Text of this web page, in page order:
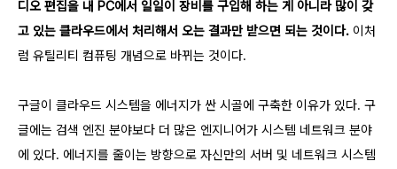
디오 편집을 내 PC에서 일일이 장비를 구입해 하는 게 아니라 많이 갖
고 있는 클라우드에서 처리해서 오는 결과만 받으면 되는 것이다. 이처
럼 유틸리티 컴퓨팅 개념으로 바뀌는 것이다.
구글이 클라우드 시스템을 에너지가 싼 시골에 구축한 이유가 있다. 구
글에는 검색 엔진 분야보다 더 많은 엔지니어가 시스템 네트워크 분야
에 있다. 에너지를 줄이는 방향으로 자신만의 서버 및 네트워크 시스템